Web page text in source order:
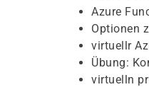
Azure
Optionen
virtuellr
Übung:
virtuelln